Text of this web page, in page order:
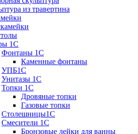
из травертина
1C
Фонтаны 1C
Каменные фонтаны
УПБ1С
Унитазы 1С
Топки 1С
Дровяные топки
Газовые топки
Столешницы1С
Смесители 1С
Бронзовые лейки для ванны